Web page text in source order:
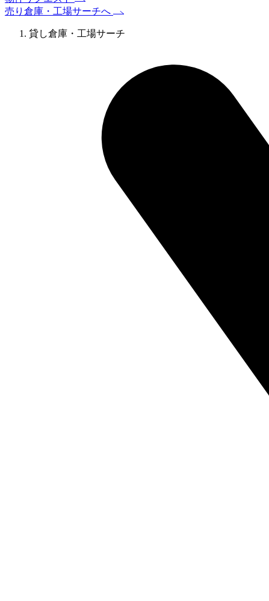
売り倉庫・工場サーチへ
貸し倉庫・工場サーチ